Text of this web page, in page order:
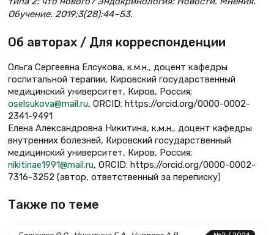
Обучение. 2019;3(28):44–53.
Об авторах / Для корреспонденции
Ольга Сергеевна Елсукова, к.м.н., доцент кафедры
госпитальной терапии, Кировский государственный
медицинский университет, Киров, Россия;
oselsukova@mail.ru, ORCID: https://orcid.org/0000-0002-
2341-9491
Елена Александровна Никитина, к.м.н., доцент кафедры
внутренних болезней, Кировский государственный
медицинский университет, Киров, Россия;
nikitinae1991@mail.ru, ORCID: https://orcid.org/0000-0002-
7316-3252 (автор, ответственный за переписку)
Также по теме